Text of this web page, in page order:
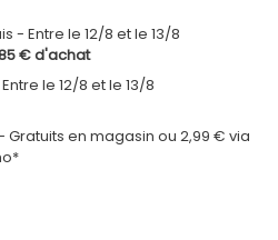
Entre le 12/8 et le 13/8
€ d'achat
Entre le 12/8 et le 13/8
Gratuits en magasin ou 2,99 € via